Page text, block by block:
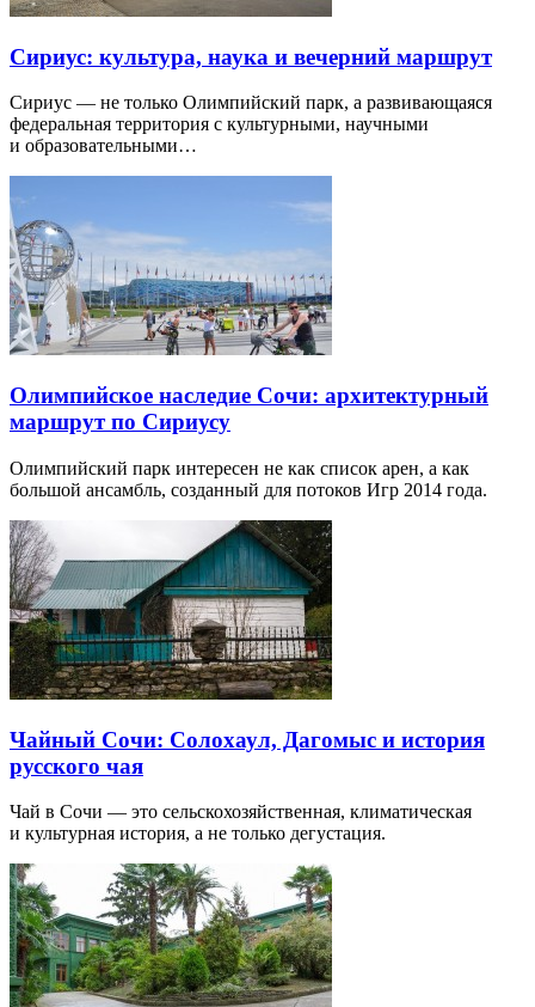
Сириус: культура, наука и вечерний маршрут
Сириус — не только Олимпийский парк, а развивающаяся
федеральная территория с культурными, научными
и образовательными…
Олимпийское наследие Сочи: архитектурный
маршрут по Сириусу
Олимпийский парк интересен не как список арен, а как
большой ансамбль, созданный для потоков Игр 2014 года.
Чайный Сочи: Солохаул, Дагомыс и история
русского чая
Чай в Сочи — это сельскохозяйственная, климатическая
и культурная история, а не только дегустация.